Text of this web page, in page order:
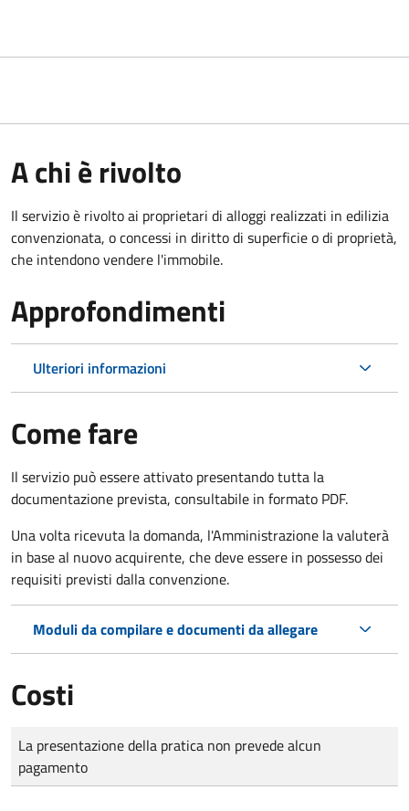
A chi è rivolto
Il servizio è rivolto ai proprietari di alloggi realizzati in edilizia
convenzionata, o concessi in diritto di superficie o di proprietà,
che intendono vendere l'immobile.
Approfondimenti
Ulteriori informazioni
Come fare
Il servizio può essere attivato presentando tutta la
documentazione prevista, consultabile in formato PDF.
Una volta ricevuta la domanda, l'Amministrazione la valuterà
in base al nuovo acquirente, che deve essere in possesso dei
requisiti previsti dalla convenzione.
Moduli da compilare e documenti da allegare
Costi
Tipo di pagamento
Importo
La presentazione della pratica non prevede alcun
pagamento